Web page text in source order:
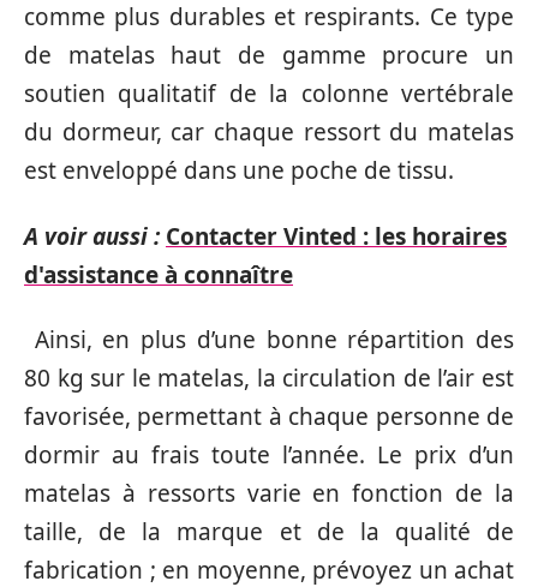
comme plus durables et respirants. Ce type
de matelas haut de gamme procure un
soutien qualitatif de la colonne vertébrale
du dormeur, car chaque ressort du matelas
est enveloppé dans une poche de tissu.
A voir aussi : Contacter Vinted : les horaires
d'assistance à connaître
Ainsi, en plus d’une bonne répartition des
80 kg sur le matelas, la circulation de l’air est
favorisée, permettant à chaque personne de
dormir au frais toute l’année. Le prix d’un
matelas à ressorts varie en fonction de la
taille, de la marque et de la qualité de
fabrication ; en moyenne, prévoyez un achat